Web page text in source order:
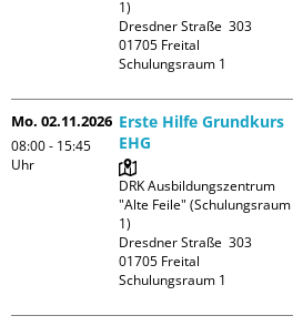
1)
Dresdner Straße  303
01705 Freital
Schulungsraum 1
Mo. 02.11.2026
08:00 - 15:45
Uhr
Erste Hilfe Grundkurs
EHG
DRK Ausbildungszentrum
"Alte Feile" (Schulungsraum
1)
Dresdner Straße  303
01705 Freital
Schulungsraum 1